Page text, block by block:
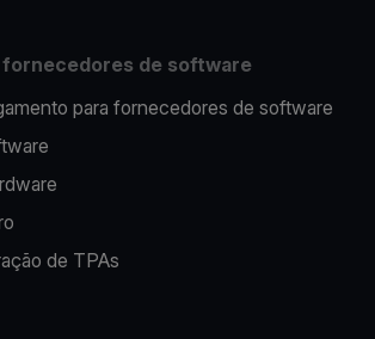
fornecedores de software
para fornecedores de software
de TPAs